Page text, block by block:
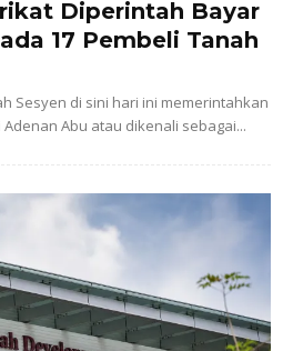
Diperintah Bayar
17 Pembeli Tanah
Sesyen di sini hari ini memerintahkan
Abu atau dikenali sebagai...